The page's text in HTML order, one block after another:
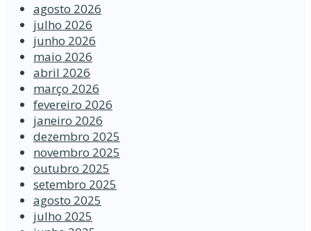
agosto 2026
julho 2026
junho 2026
maio 2026
abril 2026
março 2026
fevereiro 2026
janeiro 2026
dezembro 2025
novembro 2025
outubro 2025
setembro 2025
agosto 2025
julho 2025